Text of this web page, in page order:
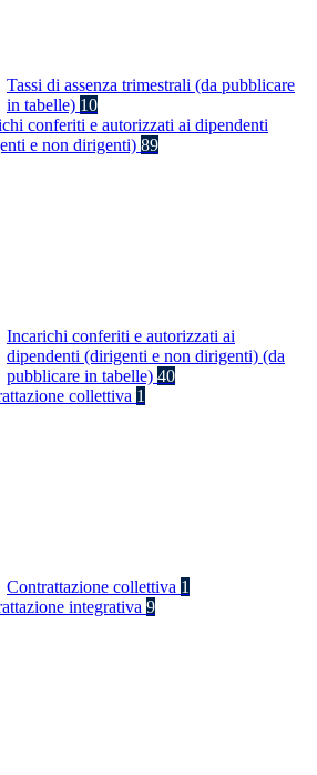
Tassi di assenza trimestrali (da pubblicare
in tabelle) 10
conferiti e autorizzati ai dipendenti
e non dirigenti) 89
Incarichi conferiti e autorizzati ai
dipendenti (dirigenti e non dirigenti) (da
pubblicare in tabelle) 40
collettiva 1
Contrattazione collettiva 1
integrativa 9